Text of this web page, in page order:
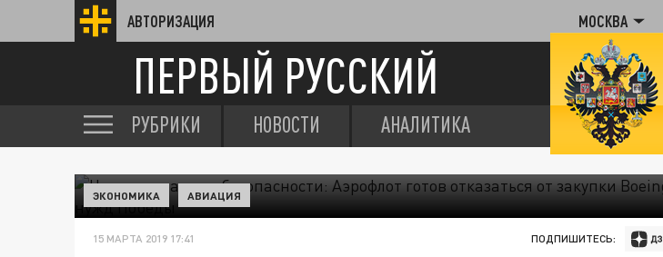
АВТОРИЗАЦИЯ МОСКВА
ПЕРВЫЙ РУССКИЙ
РУБРИКИ НОВОСТИ АНАЛИТИКА
ЭКОНОМИКА АВИАЦИЯ
15 МАРТА 2019 17:41 ПОДПИШИТЕСЬ: